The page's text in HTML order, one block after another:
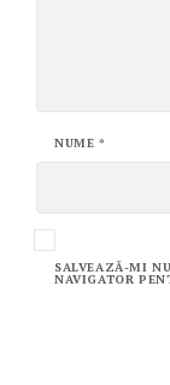
NUME *
SALVEAZĂ-MI
NAVIGATOR